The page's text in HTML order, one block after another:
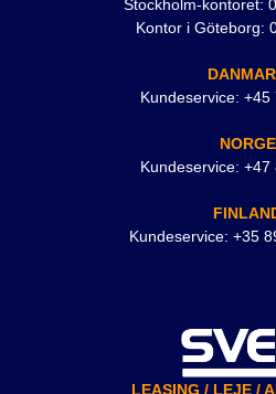
Stockholm-kontoret:
Kontor i Göteborg:
Kundeservice:
NORGE
Kundeservice:
Kundeservice: +35
LEASING / LEJE /